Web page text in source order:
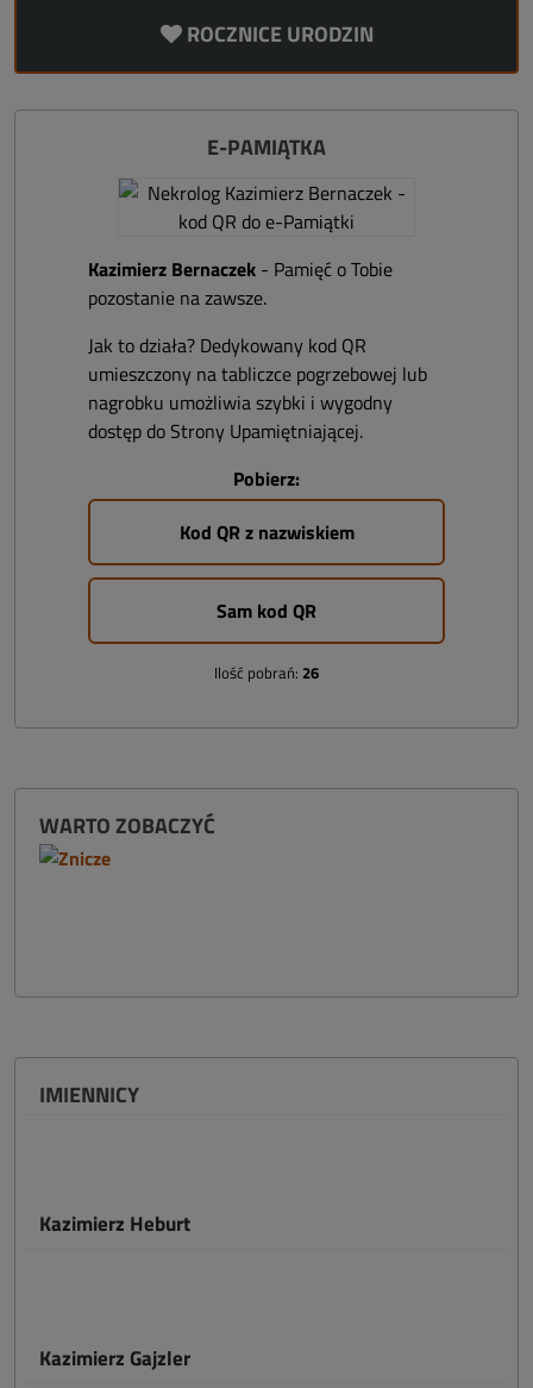
ROCZNICE URODZIN
E-PAMIĄTKA
Kazimierz Bernaczek - Pamięć o Tobie
pozostanie na zawsze.
Jak to działa? Dedykowany kod QR
umieszczony na tabliczce pogrzebowej lub
nagrobku umożliwia szybki i wygodny
dostęp do Strony Upamiętniającej.
Pobierz:
Kod QR z nazwiskiem
Sam kod QR
Ilość pobrań: 26
WARTO ZOBACZYĆ
IMIENNICY
Kazimierz Heburt
Kazimierz Gajzler